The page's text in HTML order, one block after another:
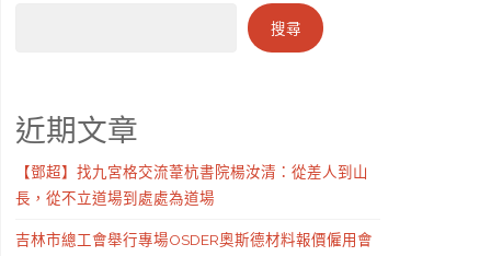
搜尋
近期文章
【鄧超】找九宮格交流葦杭書院楊汝清：從差人到山
長，從不立道場到處處為道場
吉林市總工會舉行專場OSDER奧斯德材料報價僱用會